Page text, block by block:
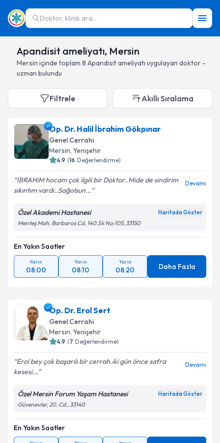
Doktor, klinik ara...
Apandisit ameliyatı, Mersin
Mersin içinde toplam 8 Apandisit ameliyatı uygulayan doktor -
uzman bulundu
Filtrele Akıllı Sıralama
Op. Dr. Halil İbrahim Gökpınar
Genel Cerrahi
Mersin, Yenişehir
4.9 (16 Değerlendirme)
İBRAHiM hocam çok ilgili bir Doktor..Mide de sindirim
sıkıntım vardı..Sağolsun...
Devamı
Özel Akademi Hastanesi Haritada Göster
Menteş Mah. Barbaros Cd, 140.Sk No:105, 33150
En Yakın Saatler
Yarın
08:00
Yarın
08:10
Yarın
08:20 Daha Fazla
Op. Dr. Erol Sert
Genel Cerrahi
Mersin, Yenişehir
4.9 (7 Değerlendirme)
Erol bey çok başarılı bir cerrah.iki gün önce safra
kesesi...
Devamı
Özel Mersin Forum Yaşam Hastanesi Haritada Göster
Güvenevler, 20. Cd., 33140
En Yakın Saatler